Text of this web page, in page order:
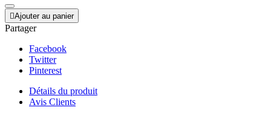
Ajouter au panier
Partager
Facebook
Twitter
Pinterest
Détails du produit
Avis Clients